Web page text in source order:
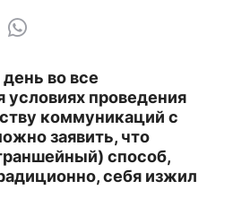
во все
проведения
коммуникаций с
заявить, что
способ,
себя изжил